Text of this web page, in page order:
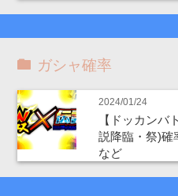
ガシャ確率
2024/01/24
【ドッカンバ
説降臨・祭)確
など